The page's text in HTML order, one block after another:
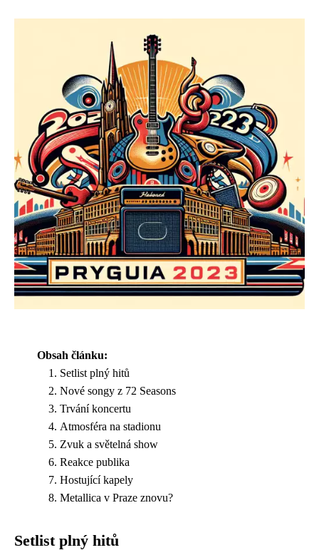
Obsah článku:
Setlist plný hitů
Nové songy z 72 Seasons
Trvání koncertu
Atmosféra na stadionu
Zvuk a světelná show
Reakce publika
Hostující kapely
Metallica v Praze znovu?
Setlist plný hitů